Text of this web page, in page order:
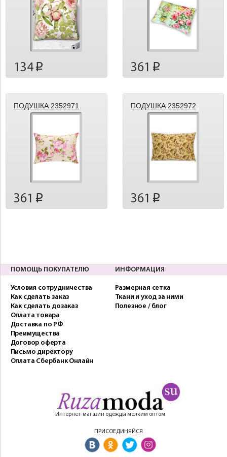
134 p 361 p
ПОДУШКА 2352971
361 p
ПОДУШКА 2352972
361 p
ПОМОЩЬ ПОКУПАТЕЛЮ
Условия сотрудничества
Как сделать заказ
Как сделать дозаказ
Оплата товара
Доставка по РФ
Преимущества
Договор оферта
Письмо директору
Оплата Сбербанк Онлайн
ИНФОРМАЦИЯ
Размерная сетка
Ткани и уход за ними
Полезное / блог
Интернет-магазин одежды мелким оптом
ПРИСОЕДИНЯЙСЯ